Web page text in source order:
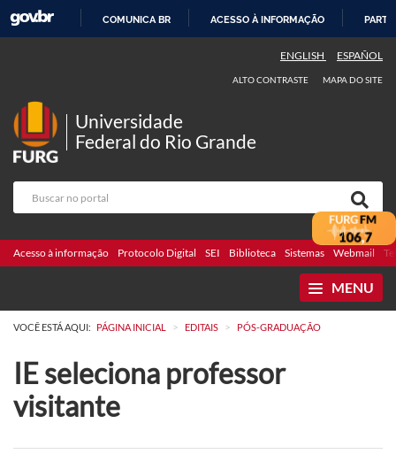
COMUNICA BR ACESSO À INFORMAÇÃO
ENGLISH ESPAÑOL
ALTO CONTRASTE MAPA DO SITE
Universidade
Federal do Rio Grande
Acesso à informação Protocolo Digital SEI Biblioteca Sistemas Webmail
MENU
VOCÊ ESTÁ AQUI: PÁGINA INICIAL > EDITAIS > PÓS-GRADUAÇÃO
IE seleciona professor
visitante